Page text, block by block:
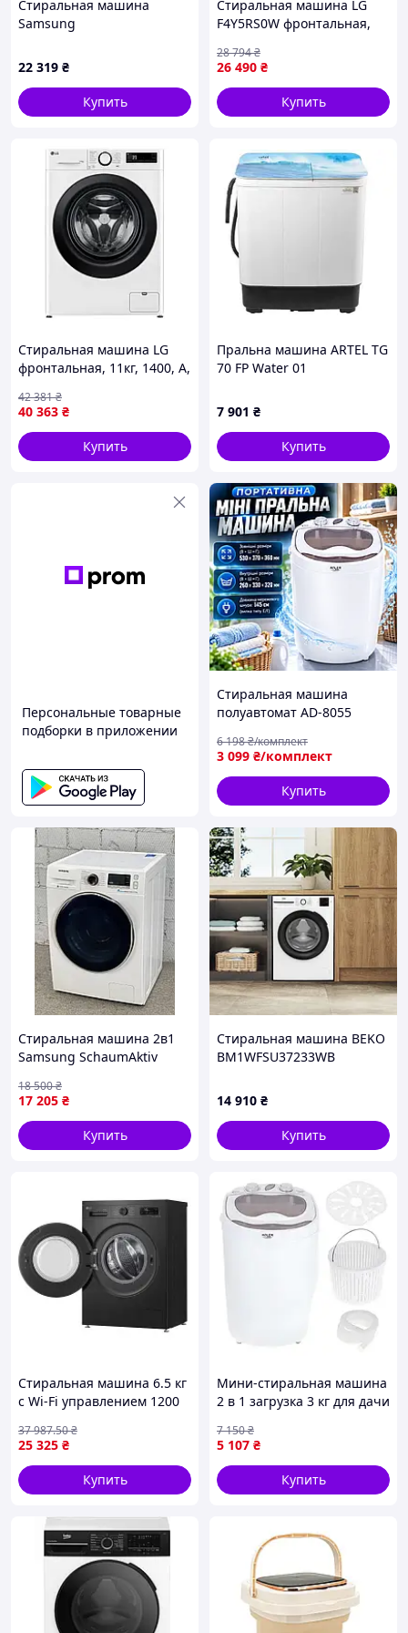
Стиральная машина
Samsung
22 319 ₴
Купить
Стиральная машина LG
F4Y5RS0W фронтальная,
дисплей, пар, инвертор,
белый
26 490 ₴
28 794₴
Купить
Стиральная машина LG
фронтальная, 11кг, 1400, A,
инвертор, белый
40 363 ₴
42 381₴
Купить
Пральна машина ARTEL TG
70 FP Water 01
7 901 ₴
Купить
Персональные товарные
подборки в приложении
Стиральная машина
полуавтомат AD-8055
машина с центрифугой
Стиральная машина для
дома Мини стиралка 53 см
3 099 ₴/комплект
6 198₴/комплект
Купить
Стиральная машина 2в1
Samsung SchaumAktiv
17 205 ₴
18 500₴
Купить
Стиральная машина BEKO
BM1WFSU37233WB
Функц. пары/Черный люк
14 910 ₴
Купить
Стиральная машина 6.5 кг
с Wi-Fi управлением 1200
индикация 10 программ
для дома FLAME
25 325 ₴
37 987.50₴
Купить
Мини-стиральная машина
2 в 1 загрузка 3 кг для дачи
BT-15614
5 107 ₴
7 150₴
Купить